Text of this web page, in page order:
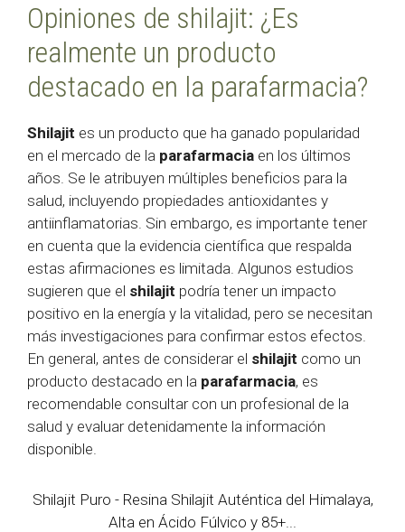
Opiniones de shilajit: ¿Es
realmente un producto
destacado en la parafarmacia?
Shilajit es un producto que ha ganado popularidad
en el mercado de la parafarmacia en los últimos
años. Se le atribuyen múltiples beneficios para la
salud, incluyendo propiedades antioxidantes y
antiinflamatorias. Sin embargo, es importante tener
en cuenta que la evidencia científica que respalda
estas afirmaciones es limitada. Algunos estudios
sugieren que el shilajit podría tener un impacto
positivo en la energía y la vitalidad, pero se necesitan
más investigaciones para confirmar estos efectos.
En general, antes de considerar el shilajit como un
producto destacado en la parafarmacia, es
recomendable consultar con un profesional de la
salud y evaluar detenidamente la información
disponible.
Shilajit Puro - Resina Shilajit Auténtica del Himalaya,
Alta en Ácido Fúlvico y 85+...